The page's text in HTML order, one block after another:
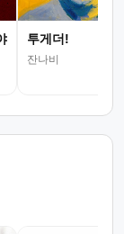
투게더!
잔나비